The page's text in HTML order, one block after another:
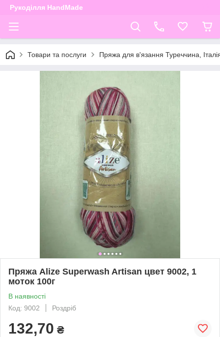
Рукоділля HandMade
Товари та послуги Пряжа для в'язання Туреччина,
Пряжа Alize Superwash Artisan цвет 9002, 1
моток 100г
В наявності
Код: 9002
Роздріб
132,70 ₴